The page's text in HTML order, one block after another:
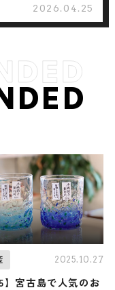
2026.04.25
2025.10.27
】宮古島で人気のお